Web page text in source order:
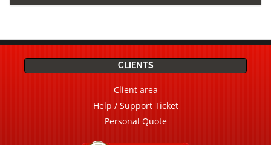
CLIENTS
Client area
Help / Support Ticket
Personal Quote